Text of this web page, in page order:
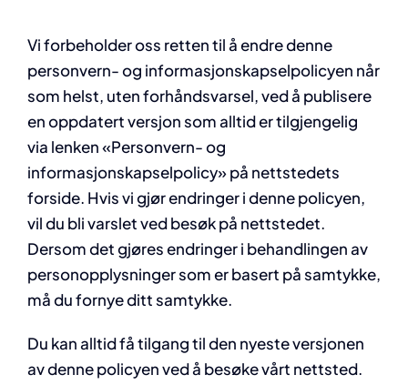
Vi forbeholder oss retten til å endre denne
personvern- og informasjonskapselpolicyen når
som helst, uten forhåndsvarsel, ved å publisere
en oppdatert versjon som alltid er tilgjengelig
via lenken «Personvern- og
informasjonskapselpolicy» på nettstedets
forside. Hvis vi gjør endringer i denne policyen,
vil du bli varslet ved besøk på nettstedet.
Dersom det gjøres endringer i behandlingen av
personopplysninger som er basert på samtykke,
må du fornye ditt samtykke.
Du kan alltid få tilgang til den nyeste versjonen
av denne policyen ved å besøke vårt nettsted.